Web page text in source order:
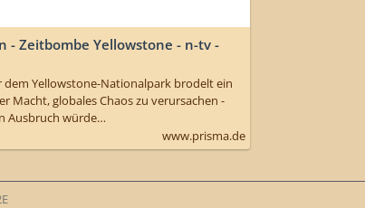
- Zeitbombe Yellowstone - n-tv -
Yellowstone-Nationalpark brodelt ein
Macht, globales Chaos zu verursachen -
Ausbruch würde…
www.prisma.de